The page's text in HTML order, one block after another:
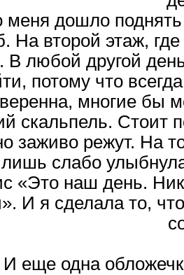
меня дошло
На второй этаж,
В любой другой
потому что
многие бы
скальпель. Стоит
заживо режут. На
слабо
«Это наш день.
И я сделала то,
И еще одна